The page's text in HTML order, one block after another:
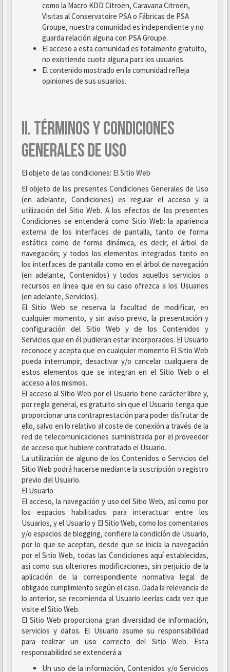
como la Macro KDD Citroën, Caravana Citroën,
Visitas al Conservatoire PSA o Fábricas de PSA
Groupe, nuestra comunidad es independiente y no
guarda relación alguna con PSA Groupe.
El acceso a esta comunidad es totalmente gratuito,
no existiendo cuota alguna para los usuarios.
El contenido mostrado en la comunidad refleja
opiniones de sus usuarios.
II. TÉRMINOS Y CONDICIONES
GENERALES DE USO
El objeto de las condiciones: El Sitio Web
El objeto de las presentes Condiciones Generales de Uso
(en adelante, Condiciones) es regular el acceso y la
utilización del Sitio Web. A los efectos de las presentes
Condiciones se entenderá como Sitio Web: la apariencia
externa de los interfaces de pantalla, tanto de forma
estática como de forma dinámica, es decir, el árbol de
navegación; y todos los elementos integrados tanto en
los interfaces de pantalla como en el árbol de navegación
(en adelante, Contenidos) y todos aquellos servicios o
recursos en línea que en su caso ofrezca a los Usuarios
(en adelante, Servicios).
El Sitio Web se reserva la facultad de modificar, en
cualquier momento, y sin aviso previo, la presentación y
configuración del Sitio Web y de los Contenidos y
Servicios que en él pudieran estar incorporados. El Usuario
reconoce y acepta que en cualquier momento El Sitio Web
pueda interrumpir, desactivar y/o cancelar cualquiera de
estos elementos que se integran en el Sitio Web o el
acceso a los mismos.
El acceso al Sitio Web por el Usuario tiene carácter libre y,
por regla general, es gratuito sin que el Usuario tenga que
proporcionar una contraprestación para poder disfrutar de
ello, salvo en lo relativo al coste de conexión a través de la
red de telecomunicaciones suministrada por el proveedor
de acceso que hubiere contratado el Usuario.
La utilización de alguno de los Contenidos o Servicios del
Sitio Web podrá hacerse mediante la suscripción o registro
previo del Usuario.
El Usuario
El acceso, la navegación y uso del Sitio Web, así como por
los espacios habilitados para interactuar entre los
Usuarios, y el Usuario y El Sitio Web, como los comentarios
y/o espacios de blogging, confiere la condición de Usuario,
por lo que se aceptan, desde que se inicia la navegación
por el Sitio Web, todas las Condiciones aquí establecidas,
así como sus ulteriores modificaciones, sin perjuicio de la
aplicación de la correspondiente normativa legal de
obligado cumplimiento según el caso. Dada la relevancia de
lo anterior, se recomienda al Usuario leerlas cada vez que
visite el Sitio Web.
El Sitio Web proporciona gran diversidad de información,
servicios y datos. El Usuario asume su responsabilidad
para realizar un uso correcto del Sitio Web. Esta
responsabilidad se extenderá a:
Un uso de la información, Contenidos y/o Servicios